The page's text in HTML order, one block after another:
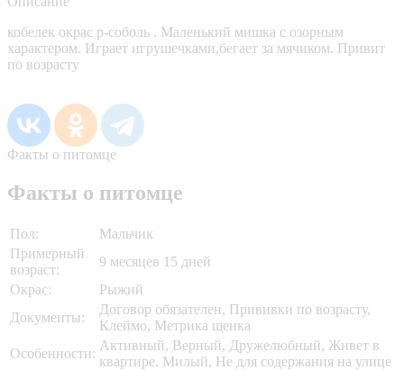
кобелек окрас р-соболь . Маленький мишка с озорным
характером. Играет игрушечками,бегает за мячиком. Привит
по возрасту
Факты о питомце
Факты о питомце
Пол:
Мальчик
Примерный
возраст:
9 месяцев 15 дней
Окрас:
Рыжий
Документы:
Договор обязателен, Прививки по возрасту,
Клеймо, Метрика щенка
Особенности:
Активный, Верный, Дружелюбный, Живет в
квартире, Милый, Не для содержания на улице